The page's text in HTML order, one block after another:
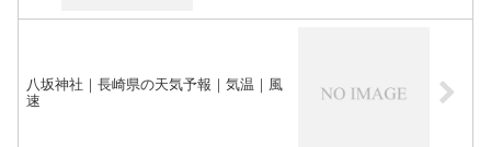
八坂神社｜長崎県の天気予報｜気温｜風
速